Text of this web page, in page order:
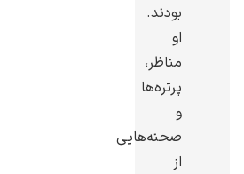
بودند.
او
مناظر،
پرتره‌ها
و
صحنه‌هایی
از